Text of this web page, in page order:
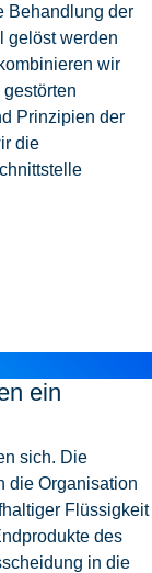
Behandlung der
gelöst werden
wir
Prinzipien der
die
ein
sich. Die
die Organisation
Flüssigkeit
des
in die